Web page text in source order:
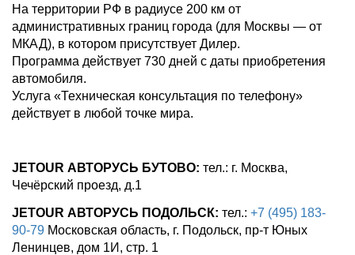
На территории РФ в радиусе 200 км от
административных границ города (для Москвы — от
МКАД), в котором присутствует Дилер.
Программа действует 730 дней с даты приобретения
автомобиля.
Услуга «Техническая консультация по телефону»
действует в любой точке мира.
JETOUR АВТОРУСЬ БУТОВО: тел.: г. Москва,
Чечёрский проезд, д.1
JETOUR АВТОРУСЬ ПОДОЛЬСК: тел.: +7 (495) 183-
90-79 Московская область, г. Подольск, пр-т Юных
Ленинцев, дом 1И, стр. 1